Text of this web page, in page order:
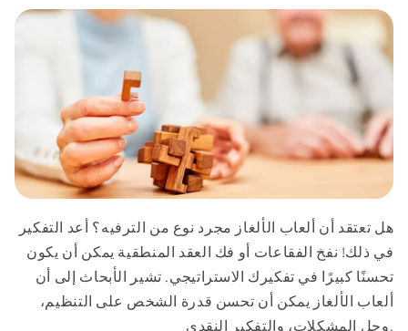
هل تعتقد أن ألعاب الألغاز مجرد نوع من الترفيه؟ أعد التفكير
في ذلك! نفخ الفقاعات أو فك العقد المنطقية يمكن أن يكون
تحسنًا كبيرًا في تفكيرك الاستراتيجي. تشير الأبحاث إلى أن
ألعاب الألغاز يمكن أن تحسن قدرة الشخص على التنظيم،
وحل المشكلات، والتفكير النقدي.